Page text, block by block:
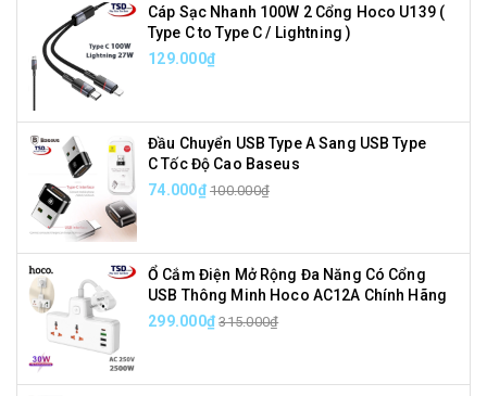
Cáp Sạc Nhanh 100W 2 Cổng Hoco U139 (
Type C to Type C / Lightning )
129.000₫
Đầu Chuyển USB Type A Sang USB Type
C Tốc Độ Cao Baseus
74.000₫ 100.000₫
Ổ Cắm Điện Mở Rộng Đa Năng Có Cổng
USB Thông Minh Hoco AC12A Chính Hãng
299.000₫ 315.000₫